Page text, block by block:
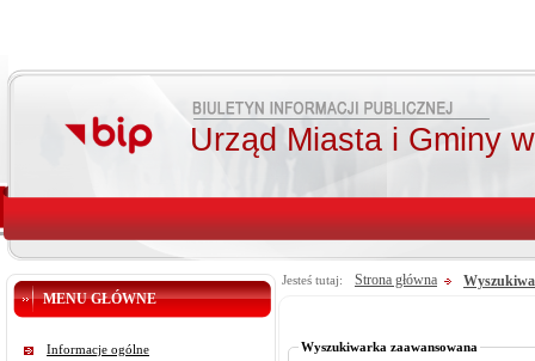
Urząd Miasta i Gminy
MENU GŁÓWNE
Informacje ogólne
Jesteś tutaj: Strona główna
Wyszukiwarka zaawansowana